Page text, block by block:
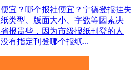
宜？哪个报社便宜？宁德登报挂失
类型、版面大小、字数等因素决
报贵些，因为市级报纸刊登的人
有指定刊登哪个报纸...